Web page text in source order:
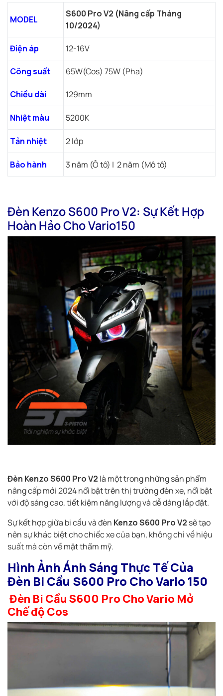
MODEL
S600 Pro V2 (Nâng cấp Tháng
10/2024)
Điện áp 12-16V
Công suất 65W(Cos) 75W (Pha)
Chiều dài 129mm
Nhiệt màu 5200K
Tản nhiệt 2 lớp
Bảo hành 3 năm (Ô tô) | 2 năm (Mô tô)
Đèn Kenzo S600 Pro V2: Sự Kết Hợp
Hoàn Hảo Cho Vario150
Đèn Kenzo S600 Pro V2 là một trong những sản phẩm
nâng cấp mới 2024 nổi bật trên thị trường đèn xe, nổi bật
với độ sáng cao, tiết kiệm năng lượng và dễ dàng lắp đặt.
Sự kết hợp giữa bi cầu và đèn Kenzo S600 Pro V2 sẽ tạo
nên sự khác biệt cho chiếc xe của bạn, không chỉ về hiệu
suất mà còn về mặt thẩm mỹ.
Hình Ảnh Ánh Sáng Thực Tế Của
Đèn Bi Cầu S600 Pro Cho Vario 150
Đèn Bi Cầu S600 Pro Cho Vario Mở
Chế độ Cos